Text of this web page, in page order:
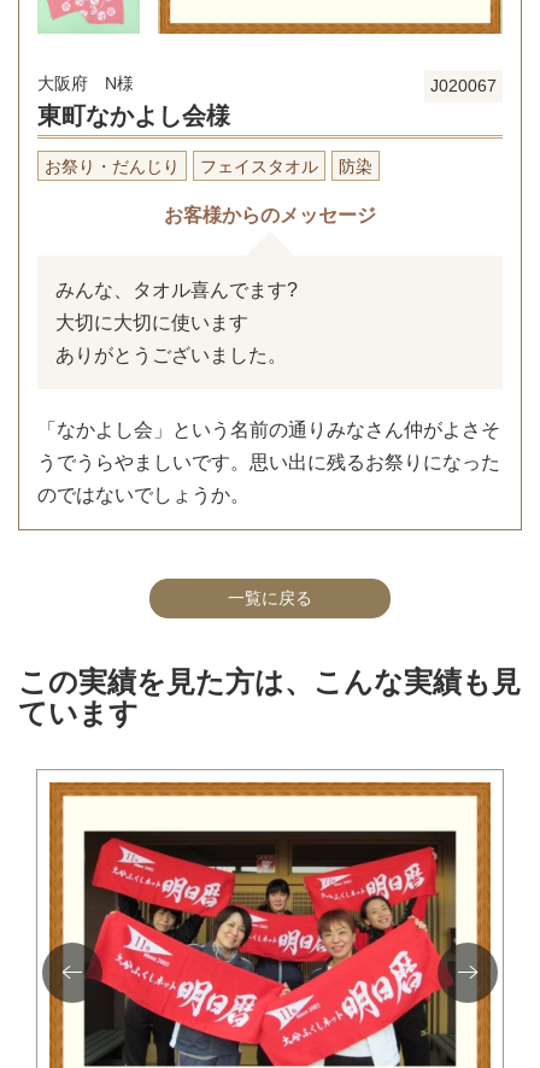
J020067
大阪府 N様
東町なかよし会様
お祭り・だんじり フェイスタオル 防染
お客様からのメッセージ
みんな、タオル喜んでます?
大切に大切に使います
ありがとうございました。
「なかよし会」という名前の通りみなさん仲がよさそ
うでうらやましいです。思い出に残るお祭りになった
のではないでしょうか。
一覧に戻る
この実績を見た方は、こんな実績も見
ています